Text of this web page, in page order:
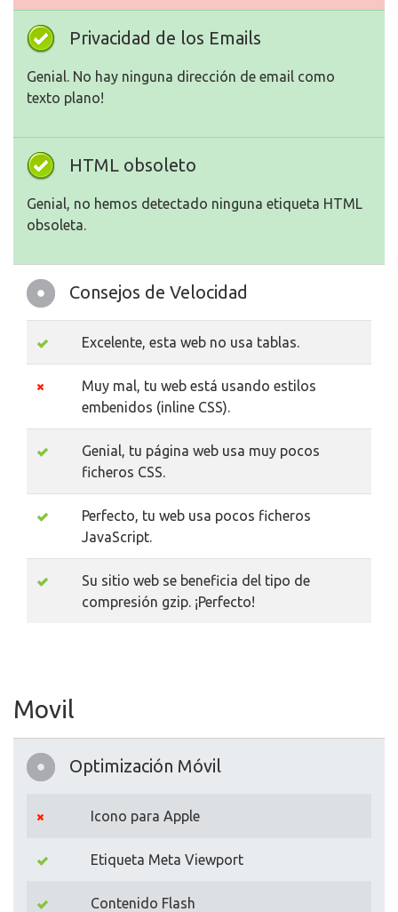
Privacidad de los Emails
Genial. No hay ninguna dirección de email como
texto plano!
HTML obsoleto
Genial, no hemos detectado ninguna etiqueta HTML
obsoleta.
Consejos de Velocidad
Excelente, esta web no usa tablas.
Muy mal, tu web está usando estilos
embenidos (inline CSS).
Genial, tu página web usa muy pocos
ficheros CSS.
Perfecto, tu web usa pocos ficheros
JavaScript.
Su sitio web se beneficia del tipo de
compresión gzip. ¡Perfecto!
Movil
Optimización Móvil
Icono para Apple
Etiqueta Meta Viewport
Contenido Flash